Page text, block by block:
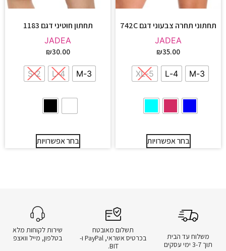
תחתוני תחרה צבעוני דגם 742C
JADEA
₪35.00
3-M
4-L
5-XL
בחר אפשרויות
תחתון חוטיני דגם 1183
JADEA
₪30.00
3-M
4-L
S-2
בחר אפשרויות
משלוח עד הבית
תוך 3-7 ימי עסקים
תשלום מאובטח
בכרטיס אשראי, PayPal ו-
BIT.
שירות לקוחות מלא
בטלפון, מייל וואצפ